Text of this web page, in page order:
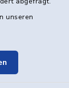
unseren